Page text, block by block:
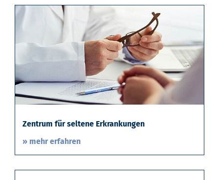
Zentrum für seltene Erkrankungen
» mehr erfahren